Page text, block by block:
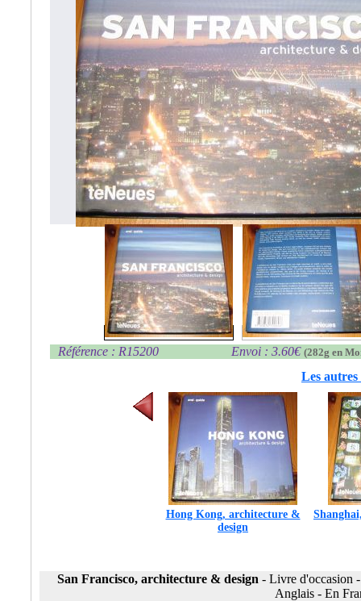
Référence : R15200 Envoi : 3.60€ (282g en
Les autres
Hong Kong, architecture &
design
San Francisco, architecture & design - Livre d'occasion
Anglais- En